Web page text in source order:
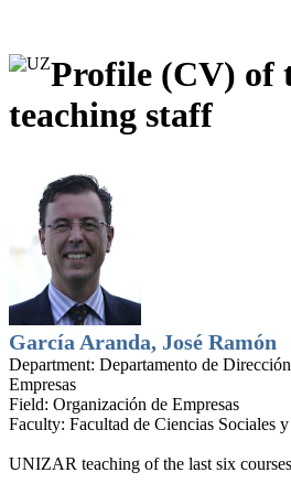
Profile (CV) of
teaching staff
García Aranda, José Ramón
Department: Departamento de
Empresas
Field: Organización de Empresas
Faculty: Facultad de Ciencias Sociales
UNIZAR teaching of the last six courses